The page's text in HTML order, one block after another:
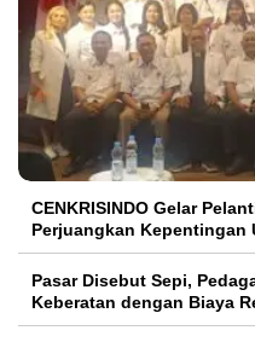
CENKRISINDO Gelar
Perjuangkan Kepentingan
Pasar Disebut Sepi,
Keberatan dengan Biaya